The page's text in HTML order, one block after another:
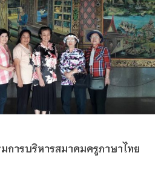
ารบริหารสมาคมครูภาษาไทย